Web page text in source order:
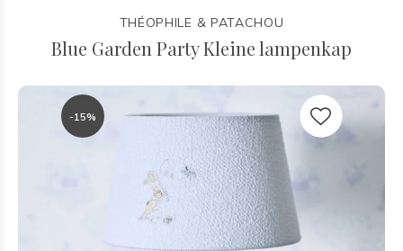
THÉOPHILE & PATACHOU
Blue Garden Party Kleine lampenkap
-15%